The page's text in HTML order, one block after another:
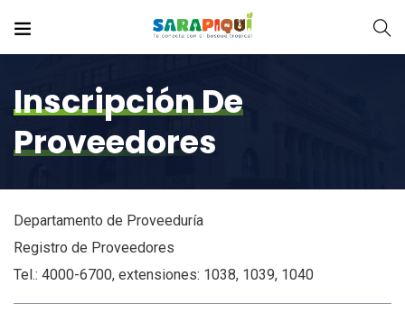
Inscripción De
Proveedores
Departamento de Proveeduría
Registro de Proveedores
Tel.: 4000-6700, extensiones: 1038, 1039, 1040